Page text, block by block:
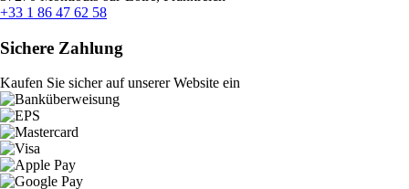
+33 1 86 47 62 58
Sichere Zahlung
Kaufen Sie sicher auf unserer Website ein